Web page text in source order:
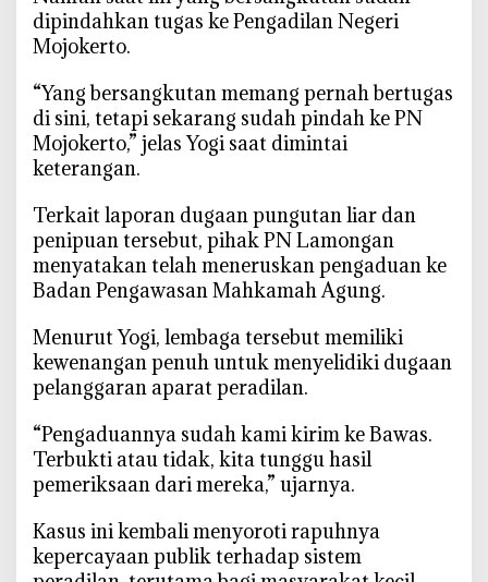
dipindahkan tugas ke Pengadilan Negeri
Mojokerto.
‎“Yang bersangkutan memang pernah bertugas
di sini, tetapi sekarang sudah pindah ke PN
Mojokerto,” jelas Yogi saat dimintai
keterangan.
‎Terkait laporan dugaan pungutan liar dan
penipuan tersebut, pihak PN Lamongan
menyatakan telah meneruskan pengaduan ke
Badan Pengawasan Mahkamah Agung.
‎Menurut Yogi, lembaga tersebut memiliki
kewenangan penuh untuk menyelidiki dugaan
pelanggaran aparat peradilan.
‎“Pengaduannya sudah kami kirim ke Bawas.
Terbukti atau tidak, kita tunggu hasil
pemeriksaan dari mereka,” ujarnya.
‎Kasus ini kembali menyoroti rapuhnya
kepercayaan publik terhadap sistem